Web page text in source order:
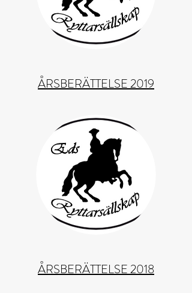
ÅRSBERÄTTELSE 2019
ÅRSBERÄTTELSE 2018